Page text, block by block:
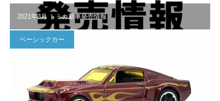
2021年3月 トミカ新車発売情報
ベーシックカー